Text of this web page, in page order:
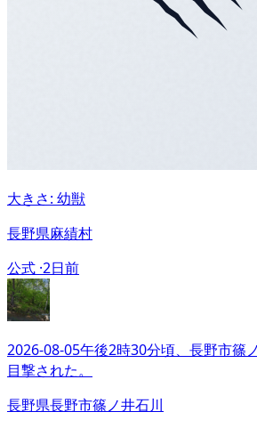
大きさ: 幼獣
長野県麻績村
公式 ·2日前
2026-08-05午後2時30分頃、長野市篠
目撃された。
長野県長野市篠ノ井石川